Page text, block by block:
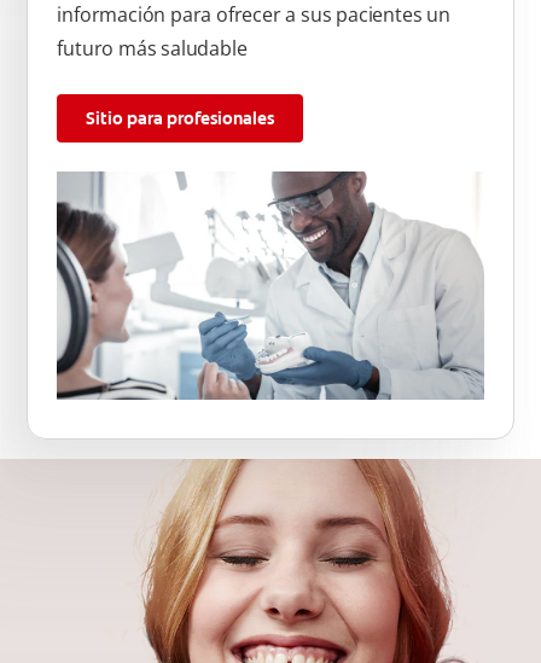
información para ofrecer a sus pacientes un
futuro más saludable
Sitio para profesionales